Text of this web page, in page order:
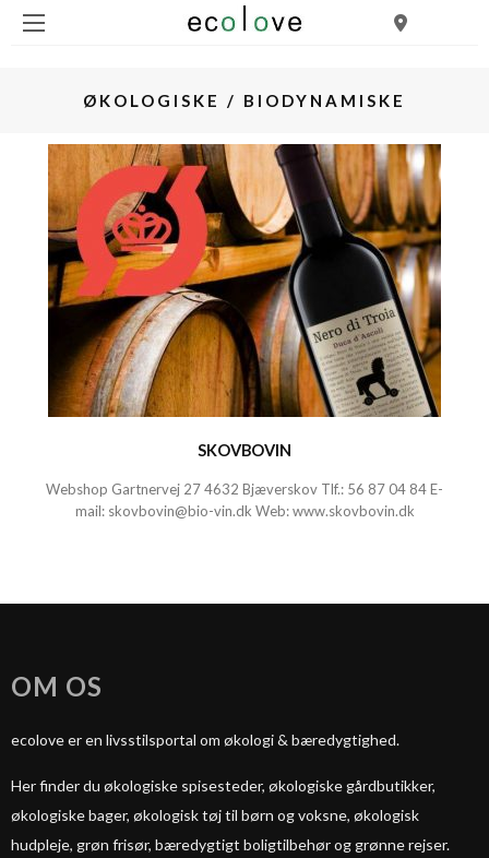
ØKOLOGISKE / BIODYNAMISKE
SKOVBOVIN
Webshop Gartnervej 27 4632 Bjæverskov Tlf.: 56 87 04 84E-
mail: skovbovin@bio-vin.dk Web:www.skovbovin.dk
OM OS
ecolove er en livsstilsportal om økologi & bæredygtighed.
Her finder du økologiske spisesteder, økologiske gårdbutikker,
økologiske bager, økologisk tøj til børn og voksne, økologisk
hudpleje, grøn frisør, bæredygtigt boligtilbehør og grønne rejser.